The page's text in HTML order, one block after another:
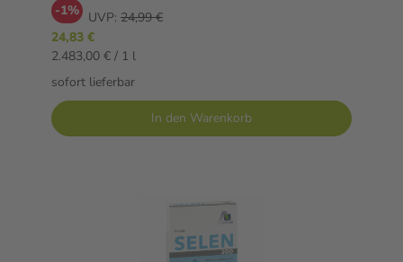
-1% UVP: 24,99 €
24,83 €
2.483,00 € / 1 l
sofort lieferbar
In den Warenkorb